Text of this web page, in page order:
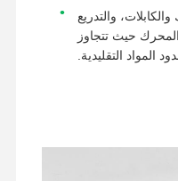
والتدريع
حيث تتجاوز
المواد التقليدية.